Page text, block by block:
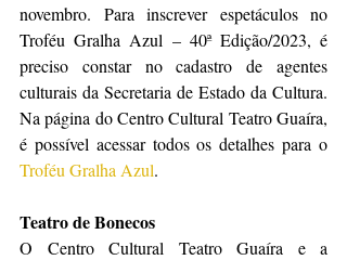
novembro. Para inscrever espetáculos no
Troféu Gralha Azul – 40ª Edição/2023, é
preciso constar no cadastro de agentes
culturais da Secretaria de Estado da Cultura.
Na página do Centro Cultural Teatro Guaíra,
Troféu Gralha Azul.
Teatro de Bonecos
O Centro Cultural Teatro Guaíra e a